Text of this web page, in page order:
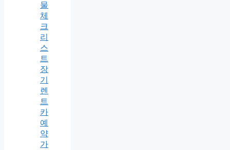
물
체
크
리
스
트
장
기
렌
트
카
예
약
가